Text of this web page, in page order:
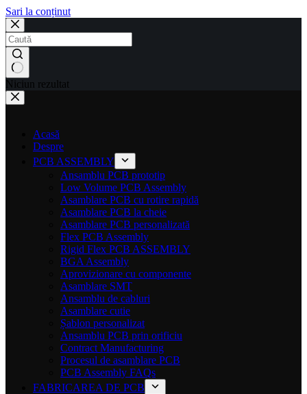
Sari la conținut
Niciun rezultat
Acasă
Despre
PCB ASSEMBLY
Ansamblu PCB prototip
Low Volume PCB Assembly
Asamblare PCB cu rotire rapidă
Asamblare PCB la cheie
Asamblare PCB personalizată
Flex PCB Assembly
Rigid Flex PCB ASSEMBLY
BGA Assembly
Aprovizionare cu componente
Asamblare SMT
Ansamblu de cabluri
Asamblare cutie
Șablon personalizat
Ansamblu PCB prin orificiu
Contract Manufacturing
Procesul de asamblare PCB
PCB Assembly FAQs
FABRICAREA DE PCB